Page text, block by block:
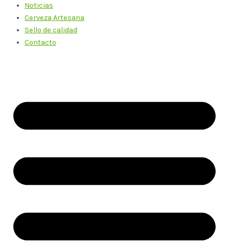
Noticias
Cerveza Artesana
Sello de calidad
Contacto